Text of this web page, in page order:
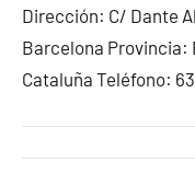
Dirección: C/ Dante
Barcelona Provincia:
Cataluña Teléfono: